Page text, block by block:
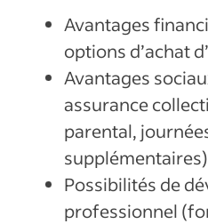
Avantages
options d’achat
Avantages
assurance
parental,
supplémentaires)
Possibilités de
professionnel